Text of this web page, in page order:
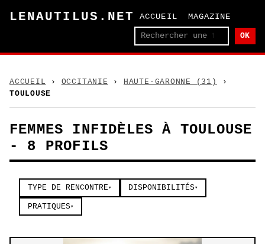
LENAUTILUS.NET ACCUEIL MAGAZINE
OK
ACCUEIL › OCCITANIE › HAUTE-GARONNE (31)
›
TOULOUSE
FEMMES INFIDÈLES À TOULOUSE
- 8 PROFILS
TYPE DE RENCONTRE▾ DISPONIBILITÉS▾
PRATIQUES▾